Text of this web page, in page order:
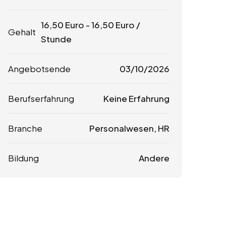
Gehalt
16,50 Euro -16,50 Euro /
Stunde
Angebotsende 03/10/2026
Berufserfahrung Keine Erfahrung
Branche Personalwesen, HR
Bildung Andere